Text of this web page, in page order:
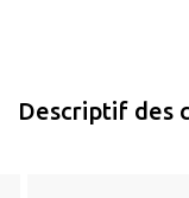
Descriptif des